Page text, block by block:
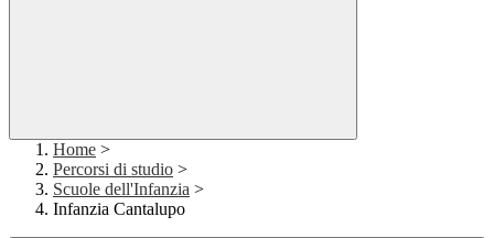
Home >
Percorsi di studio >
Scuole dell'Infanzia >
Infanzia Cantalupo